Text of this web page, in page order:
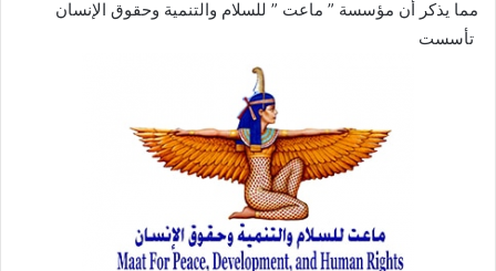
مما يذكر أن مؤسسة ” ماعت ” للسلام والتنمية وحقوق الإنسان
تأسست